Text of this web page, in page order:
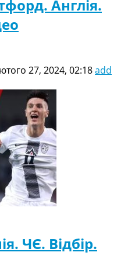
Англія.
27, 2024, 02:18add
ЧЄ. Відбір.